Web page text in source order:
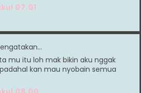
07.01
mu itu loh mak bikin aku nggak
kan mau nyobain semua